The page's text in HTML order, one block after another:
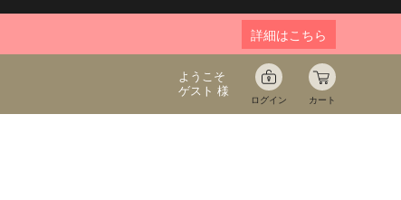
詳細はこちら
ようこそ
ゲスト 様
ログイン カート